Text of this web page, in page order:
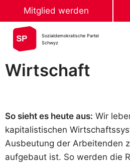
Mitglied werden
Sozialdemokratische Partei
Schwyz
Wirtschaft
So sieht es heute aus: Wir
kapitalistischen
Ausbeutung der Arbeitenden
aufgebaut ist. So werden die